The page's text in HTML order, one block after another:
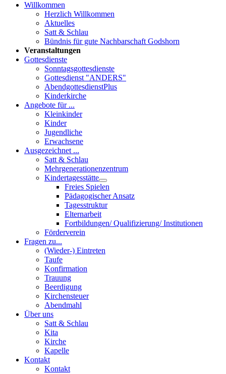
Willkommen
Herzlich Willkommen
Aktuelles
Satt & Schlau
Bündnis für gute Nachbarschaft Godshorn
Veranstaltungen
Gottesdienste
Sonntagsgottesdienste
Gottesdienst "ANDERS"
AbendgottesdienstPlus
Kinderkirche
Angebote für ...
Kleinkinder
Kinder
Jugendliche
Erwachsene
Ausgezeichnet ...
Satt & Schlau
Mehrgenerationenzentrum
Kindertagesstätte
Freies Spielen
Pädagogischer Ansatz
Tagesstruktur
Elternarbeit
Fortbildungen/ Qualifizierung/ Institutionen
Förderverein
Fragen zu...
(Wieder-) Eintreten
Taufe
Konfirmation
Trauung
Beerdigung
Kirchensteuer
Abendmahl
Über uns
Satt & Schlau
Kita
Kirche
Kapelle
Kontakt
Kontakt